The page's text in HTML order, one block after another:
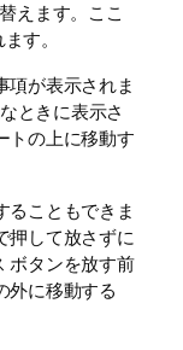
えます。ここ
す。
項が表示されま
ときに表示さ
トの上に移動す
ることもできま
押して放さずに
ボタンを放す前
外に移動する